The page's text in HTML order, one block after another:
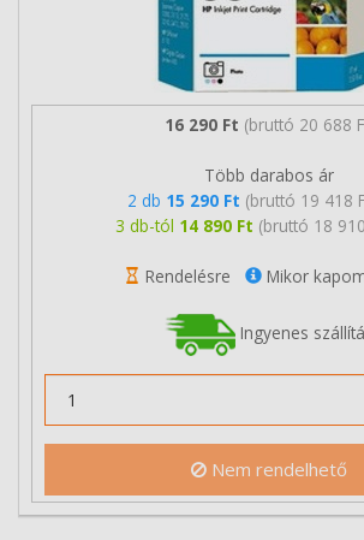
16 290 Ft (bruttó 20 688
Több darabos ár
2 db 15 290 Ft (bruttó 19 418
3 db-tól 14 890 Ft (bruttó 18
Rendelésre Mikor
Ingyenes
Nem rendelhető